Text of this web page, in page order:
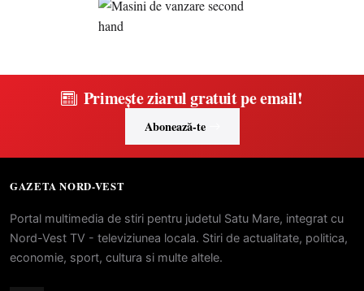
Primește ziarul gratuit pe email!
Abonează-te
GAZETA NORD-VEST
Portal multimedia de stiri pentru judetul Satu Mare, integrat cu
Nord-Vest TV - televiziunea locala. Stiri de actualitate, politica,
economie, sport, cultura si multe altele.